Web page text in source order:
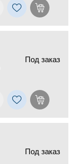
Под заказ
Под заказ